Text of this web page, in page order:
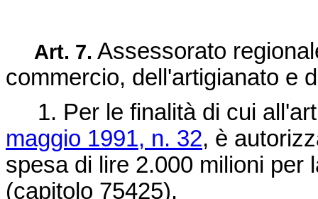
Art. 7. Assessorato
commercio, dell'artigianato e
1. Per le finalità di cui
maggio 1991, n. 32, è
spesa di lire 2.000 milioni per
(capitolo 75425).